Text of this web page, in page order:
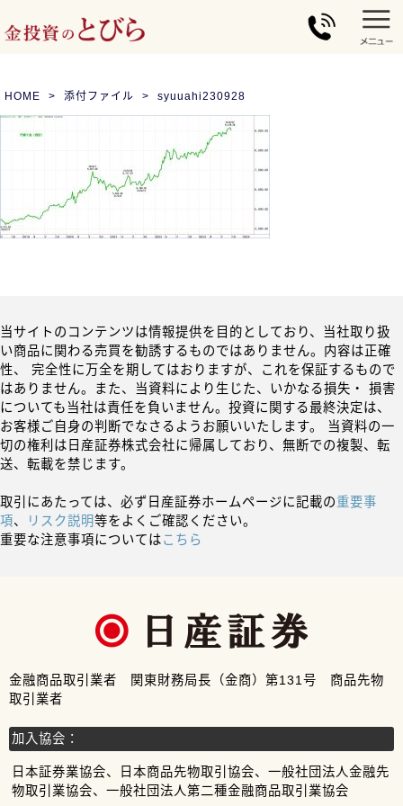
HOME 添付ファイル syuuahi230928
当サイトのコンテンツは情報提供を目的としており、当社取り扱
い商品に関わる売買を勧誘するものではありません。内容は正確
性、 完全性に万全を期してはおりますが、これを保証するもので
はありません。また、当資料により生じた、いかなる損失・ 損害
についても当社は責任を負いません。投資に関する最終決定は、
お客様ご自身の判断でなさるようお願いいたします。 当資料の一
切の権利は日産証券株式会社に帰属しており、無断での複製、転
送、転載を禁じます。
取引にあたっては、必ず日産証券ホームページに記載の重要事
項、 リスク説明等をよくご確認ください。
重要な注意事項についてはこちら
金融商品取引業者 関東財務局長（金商）第131号 商品先物
取引業者
加入協会：
日本証券業協会、日本商品先物取引協会、一般社団法人金融先
物取引業協会、一般社団法人第二種金融商品取引業協会